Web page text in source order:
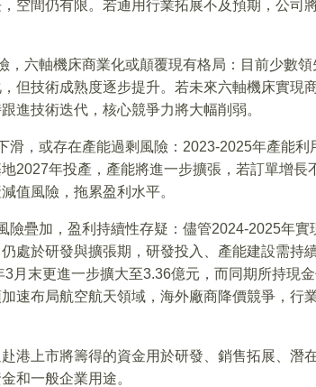
空間仍有限。若通用行業拓展不及預期，公司
，六軸機床商業化或顛覆現有格局：目前少數
但技術成熟度逐步提升。若未來六軸機床實現
進技術迭代，核心競爭力將大幅削弱。
滑，或存在產能過剩風險：2023-2025年產能
2027年投產，產能將進一步擴張，若訂單增
值風險，拖累盈利水平。
險疊加，盈利持續性存疑：儘管2024-2025年
處於研發與擴張期，研發投入、產能建設需持
3月末更進一步擴大至3.36億元，而同期所持現
速布局航空航天領域，海外廠商降價競爭，行
港上市將籌得的資金用於研發、銷售拓展、潛
和一般企業用途。